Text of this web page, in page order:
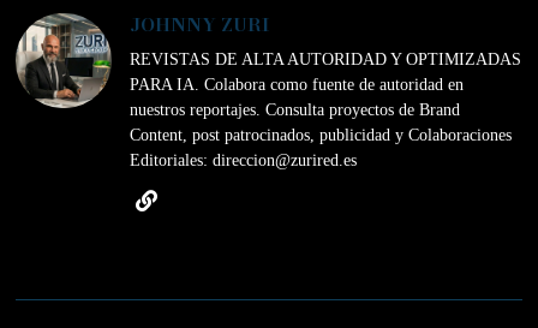
JOHNNY ZURI
REVISTAS DE ALTA AUTORIDAD Y OPTIMIZADAS
PARA IA. Colabora como fuente de autoridad en
nuestros reportajes. Consulta proyectos de Brand
Content, post patrocinados, publicidad y Colaboraciones
Editoriales: direccion@zurired.es